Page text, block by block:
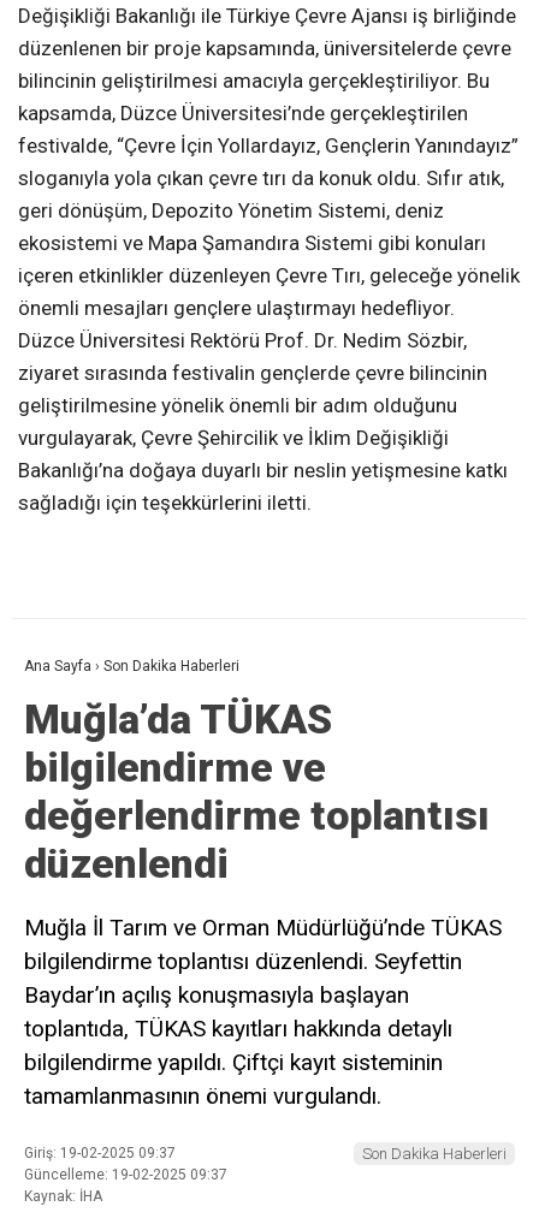
Değişikliği Bakanlığı ile Türkiye Çevre Ajansı iş birliğinde
düzenlenen bir proje kapsamında, üniversitelerde çevre
bilincinin geliştirilmesi amacıyla gerçekleştiriliyor. Bu
kapsamda, Düzce Üniversitesi’nde gerçekleştirilen
festivalde, “Çevre İçin Yollardayız, Gençlerin Yanındayız”
sloganıyla yola çıkan çevre tırı da konuk oldu. Sıfır atık,
geri dönüşüm, Depozito Yönetim Sistemi, deniz
ekosistemi ve Mapa Şamandıra Sistemi gibi konuları
içeren etkinlikler düzenleyen Çevre Tırı, geleceğe yönelik
önemli mesajları gençlere ulaştırmayı hedefliyor.
Düzce Üniversitesi Rektörü Prof. Dr. Nedim Sözbir,
ziyaret sırasında festivalin gençlerde çevre bilincinin
geliştirilmesine yönelik önemli bir adım olduğunu
vurgulayarak, Çevre Şehircilik ve İklim Değişikliği
Bakanlığı’na doğaya duyarlı bir neslin yetişmesine katkı
sağladığı için teşekkürlerini iletti.
Ana Sayfa › Son Dakika Haberleri
Muğla’da TÜKAS
bilgilendirme ve
değerlendirme toplantısı
düzenlendi
Muğla İl Tarım ve Orman Müdürlüğü’nde TÜKAS
bilgilendirme toplantısı düzenlendi. Seyfettin
Baydar’ın açılış konuşmasıyla başlayan
toplantıda, TÜKAS kayıtları hakkında detaylı
bilgilendirme yapıldı. Çiftçi kayıt sisteminin
tamamlanmasının önemi vurgulandı.
Giriş: 19-02-2025 09:37
Güncelleme: 19-02-2025 09:37
Kaynak: İHA
Son Dakika Haberleri